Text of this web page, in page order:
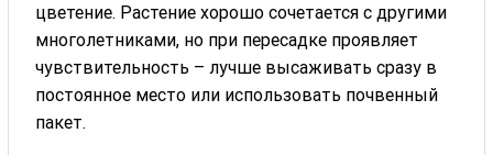
цветение. Растение хорошо сочетается с другими
многолетниками, но при пересадке проявляет
чувствительность – лучше высаживать сразу в
постоянное место или использовать почвенный
пакет.